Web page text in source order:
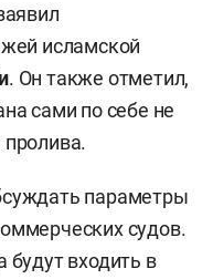
исламской
. Он также отметил,
сами по себе не
параметры
судов.
будут входить в